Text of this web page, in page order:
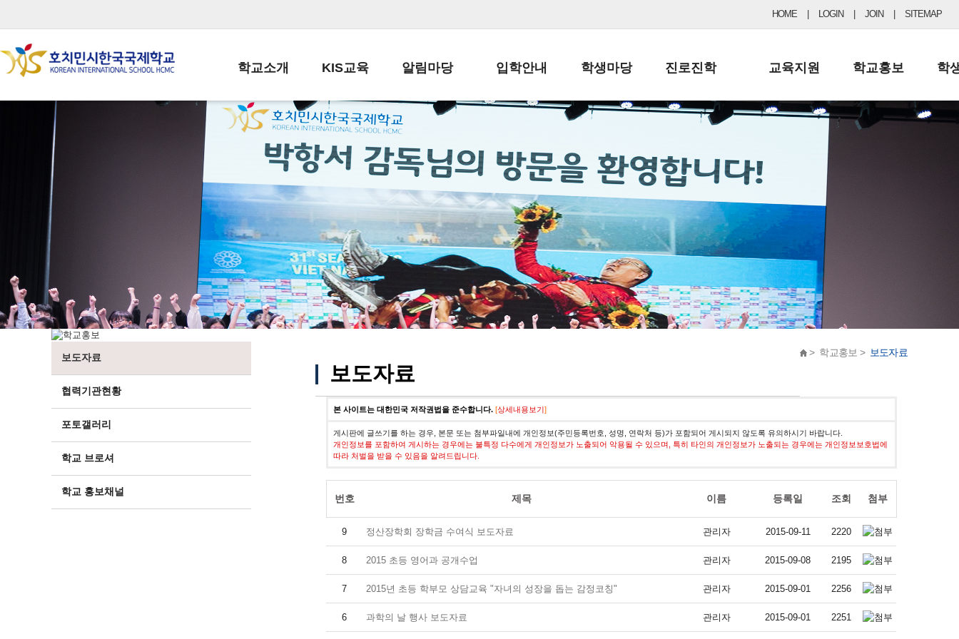
HOME LOGIN JOIN SITEMAP
학교소개
학교장인사말
학교상징
학교연혁
교직원현황
학생현황
위치/전화
전경사진
KIS교육
교육목표
학사일정
일과시간표
성과평가자료
알림마당
공지사항
납부금 안내
스쿨버스 운행 안내
급식안내
서식자료실
학부모방
정기고사 기출문제
입학안내
전-편입 서류양식
입학금/수업료
교복구입안내
학생마당
학생생활규정
학교신문
자율진로동아리
유초등 소식지
진로진학
공지사항 및 입시자료
드림레터
교육지원
행정실
학교운영위원회
학교건축기금
학교홍보
보도자료
학
보도자료
협력기관현황
포토갤러리
학교 브로셔
학교 홍보채널
> 학교홍보 > 보도자료
보도자료
본 사이트는 대한민국 저작권법을 준수합니다. [상세내용보기]
게시판에 글쓰기를 하는 경우, 본문 또는 첨부파일내에 개인정보(주민등록번호, 성명, 연락처 등)가 포함되어 게시되지 않도록 유의하시기 바랍니다.
개인정보를 포함하여 게시하는 경우에는 불특정 다수에게 개인정보가 노출되어 악용될 수 있으며, 특히 타인의 개인정보가 노출되는 경우에는 개인정보보호법에
따라 처벌을 받을 수 있음을 알려드립니다.
번호 제목 이름 등록일 조회 첨부
9 정산장학회 장학금 수여식 보도자료 관리자 2015-09-11 2220
8 2015 초등 영어과 공개수업 관리자 2015-09-08 2195
7 2015년 초등 학부모 상담교육 "자녀의 성장을 돕는 감정코칭" 관리자 2015-09-01 2256
6 과학의 날 행사 보도자료 관리자 2015-09-01 2251